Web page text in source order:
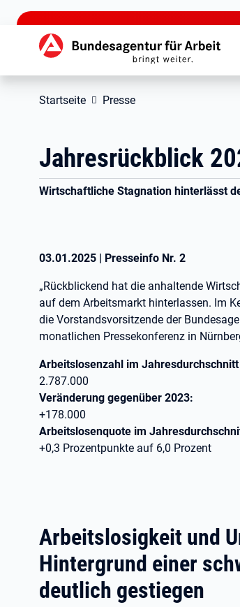
zu den Hauptinhalten springen
Hauptnavigation
Startseite Presse
Jahresrückblick
Wirtschaftliche Stagnation hinterlässt
03.01.2025 | Presseinfo Nr. 2
„Rückblickend hat die anhaltende
auf dem Arbeitsmarkt hinterlassen. Im
die Vorstandsvorsitzende der
monatlichen Pressekonferenz in
Arbeitslosenzahl im
2.787.000
Veränderung gegenüber 2023:
+178.000
Arbeitslosenquote im
+0,3 Prozentpunkte auf 6,0 Prozent
Arbeitslosigkeit und
Hintergrund einer
deutlich gestiegen